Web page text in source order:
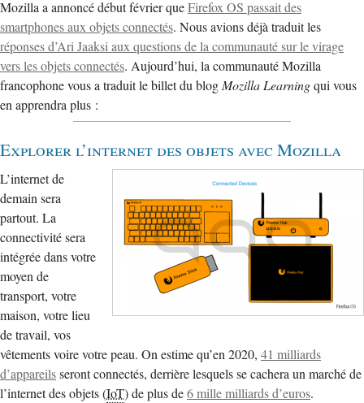
Mozilla a annoncé début février queFirefox OS passait des
smartphones aux objets connectés. Nous avions déjà traduit les
réponses d’Ari Jaaksi aux questions de la communauté sur le virage
vers les objets connectés. Aujourd’hui, la communauté Mozilla
francophone vous a traduit le billet du blog Mozilla Learningqui vous
en apprendra plus :
Explorer l’internet des objets avec Mozilla
L’internet de
demain sera
partout. La
connectivité sera
intégrée dans votre
moyen de
transport, votre
maison, votre lieu
de travail, vos
vêtements voire votre peau. On estime qu’en 2020, 41 milliards
d’appareilsseront connectés, derrière lesquels se cachera un marché de
l’internet des objets (IoT) de plus de6 mille milliards d’euros.